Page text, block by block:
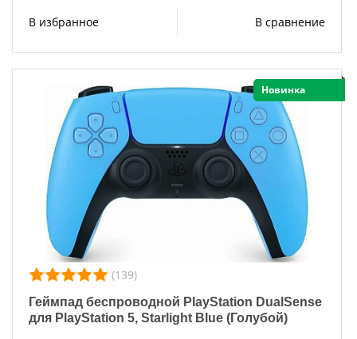
В избранное В сравнение
Новинка
(139)
Геймпад беспроводной PlayStation DualSense
для PlayStation 5, Starlight Blue (Голубой)